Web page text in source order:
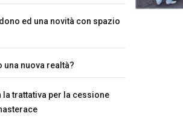
ed una novità con spazio
nuova realtà?
trattativa per la cessione